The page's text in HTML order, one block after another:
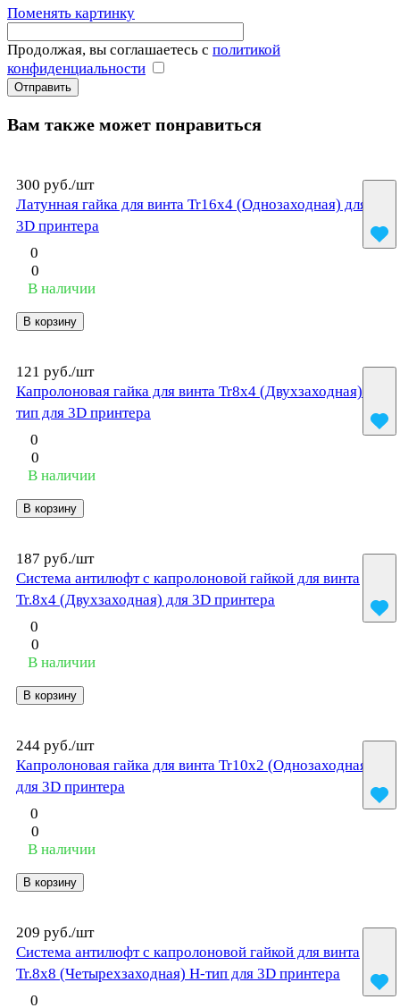
Поменять картинку
Продолжая, вы соглашаетесь с политикой
конфиденциальности
Вам также может понравиться
300 руб./шт
Латунная гайка для винта Tr16х4 (Однозаходная) для
3D принтера
0
0
В наличии
В корзину
121 руб./шт
Капролоновая гайка для винта Tr8x4 (Двухзаходная) H-
тип для 3D принтера
0
0
В наличии
В корзину
187 руб./шт
Система антилюфт с капролоновой гайкой для винта
Tr.8x4 (Двухзаходная) для 3D принтера
0
0
В наличии
В корзину
244 руб./шт
Капролоновая гайка для винта Tr10x2 (Однозаходная)
для 3D принтера
0
0
В наличии
В корзину
209 руб./шт
Система антилюфт с капролоновой гайкой для винта
Tr.8x8 (Четырехзаходная) H-тип для 3D принтера
0